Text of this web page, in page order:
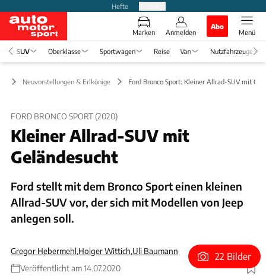
Hefte
Marken Anmelden
Abo
Menü
SUV Oberklasse Sportwagen Reise Van Nutzfahrzeuge
Neuvorstellungen & Erlkönige Ford Bronco Sport: Kleiner Allrad-SUV mit
FORD BRONCO SPORT (2020)
Kleiner Allrad-SUV mit
Geländesucht
Ford stellt mit dem Bronco Sport einen kleinen
Allrad-SUV vor, der sich mit Modellen von Jeep
anlegen soll.
Gregor Hebermehl,Holger Wittich,Uli Baumann
Veröffentlicht am 14.07.2020
Foto: Ford
22 Bilder